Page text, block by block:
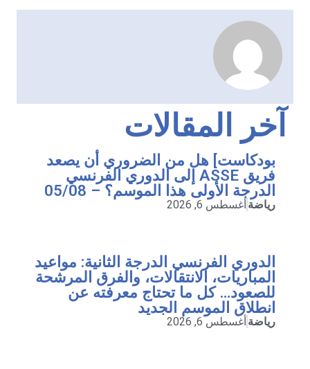
آخر المقالات
بودكاست] هل من الضروري أن يصعد
فريق ASSE إلى الدوري الفرنسي
الدرجة الأولى هذا الموسم؟ – 05/08
رياضة أغسطس 6, 2026
الدوري الفرنسي الدرجة الثانية: مواعيد
المباريات، الانتقالات، والفرق المرشحة
للصعود… كل ما تحتاج معرفته عن
انطلاق الموسم الجديد
رياضة أغسطس 6, 2026